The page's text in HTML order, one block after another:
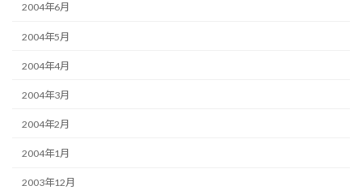
2004年6月
2004年5月
2004年4月
2004年3月
2004年2月
2004年1月
2003年12月